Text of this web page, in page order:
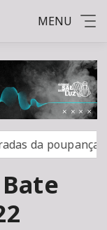
MENU
da poupança